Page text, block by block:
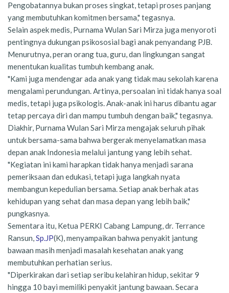
Pengobatannya bukan proses singkat, tetapi proses panjang
yang membutuhkan komitmen bersama," tegasnya.
Selain aspek medis, Purnama Wulan Sari Mirza juga menyoroti
pentingnya dukungan psikososial bagi anak penyandang PJB.
Menurutnya, peran orang tua, guru, dan lingkungan sangat
menentukan kualitas tumbuh kembang anak.
"Kami juga mendengar ada anak yang tidak mau sekolah karena
mengalami perundungan. Artinya, persoalan ini tidak hanya soal
medis, tetapi juga psikologis. Anak-anak ini harus dibantu agar
tetap percaya diri dan mampu tumbuh dengan baik," tegasnya.
Diakhir, Purnama Wulan Sari Mirza mengajak seluruh pihak
untuk bersama-sama bahwa bergerak menyelamatkan masa
depan anak Indonesia melalui jantung yang lebih sehat.
"Kegiatan ini kami harapkan tidak hanya menjadi sarana
pemeriksaan dan edukasi, tetapi juga langkah nyata
membangun kepedulian bersama. Setiap anak berhak atas
kehidupan yang sehat dan masa depan yang lebih baik,"
pungkasnya.
Sementara itu, Ketua PERKI Cabang Lampung, dr. Terrance
Ransun,Sp.JP(K), menyampaikan bahwa penyakit jantung
bawaan masih menjadi masalah kesehatan anak yang
membutuhkan perhatian serius.
"Diperkirakan dari setiap seribu kelahiran hidup, sekitar 9
hingga 10 bayi memiliki penyakit jantung bawaan. Secara